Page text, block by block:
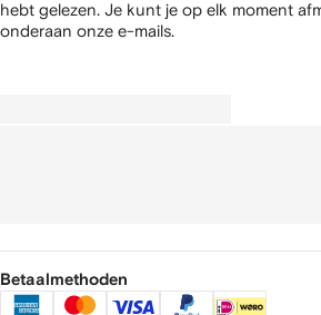
hebt gelezen. Je kunt je op elk moment
onderaan onze e-mails.
Betaalmethoden